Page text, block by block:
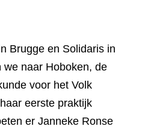
Brugge en Solidaris in
we naar Hoboken, de
voor het Volk
eerste praktijk
er Janneke Ronse